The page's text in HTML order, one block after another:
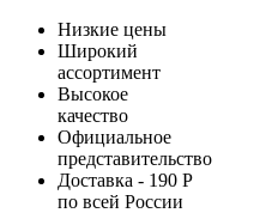
Низкие цены
Широкий
ассортимент
Высокое
качество
Официальное
представительство
Доставка - 190 Р
по всей России